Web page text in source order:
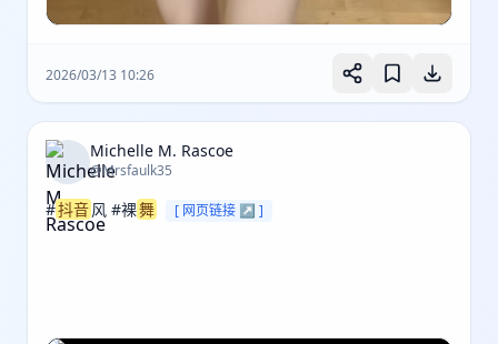
2026/03/13 10:26
Michelle M. Rascoe
@Mrsfaulk35
#抖音风 #裸舞 [ 网页链接 ↗ ]